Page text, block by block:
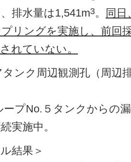
排水量は1,541m3。
同
リングを実施し、前回
れていない。
タンク周辺観測孔（周辺
プNo.５タンクからの
実施中。
結果＞